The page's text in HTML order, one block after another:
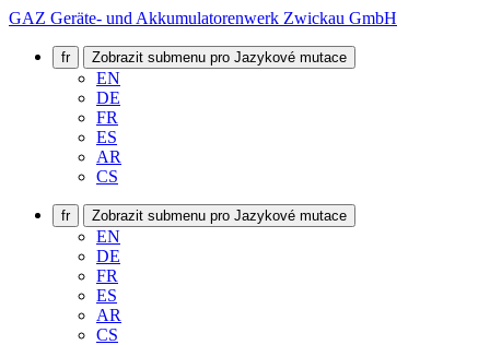
GAZ Geräte- und Akkumulatorenwerk Zwickau GmbH
fr Zobrazit submenu pro Jazykové mutace
EN
DE
FR
ES
AR
CS
fr Zobrazit submenu pro Jazykové mutace
EN
DE
FR
ES
AR
CS